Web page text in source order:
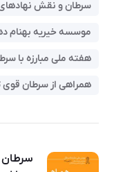
سرطان و نقش
موسسه خیریه بهنام
هفته ملی مبارزه با
همراهی از سرطان قوی
سرطان